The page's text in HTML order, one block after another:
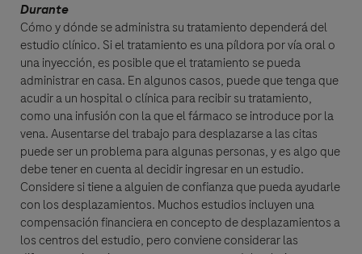
Durante
Cómo y dónde se administra su tratamiento dependerá del
estudio clínico. Si el tratamiento es una píldora por vía oral o
una inyección, es posible que el tratamiento se pueda
administrar en casa. En algunos casos, puede que tenga que
acudir a un hospital o clínica para recibir su tratamiento,
como una infusión con la que el fármaco se introduce por la
vena. Ausentarse del trabajo para desplazarse a las citas
puede ser un problema para algunas personas, y es algo que
debe tener en cuenta al decidir ingresar en un estudio.
Considere si tiene a alguien de confianza que pueda ayudarle
con los desplazamientos. Muchos estudios incluyen una
compensación financiera en concepto de desplazamientos a
los centros del estudio, pero conviene considerar las